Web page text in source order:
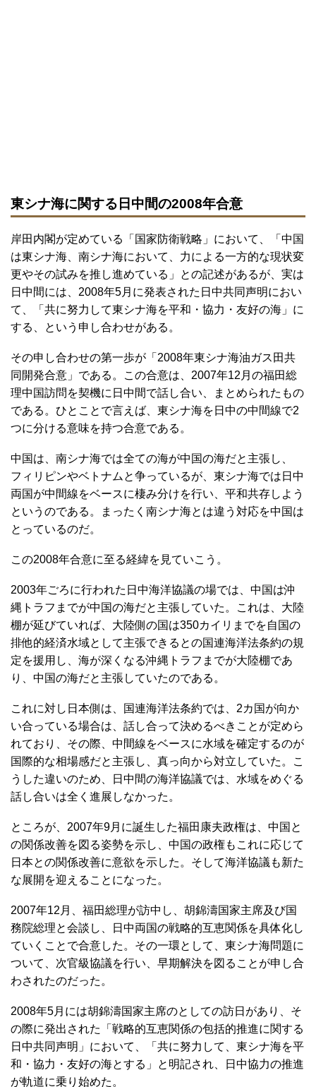
東シナ海に関する日中間の2008年合意
岸田内閣が定めている「国家防衛戦略」において、「中国
は東シナ海、南シナ海において、力による一方的な現状変
更やその試みを推し進めている」との記述があるが、実は
日中間には、2008年5月に発表された日中共同声明におい
て、「共に努力して東シナ海を平和・協力・友好の海」に
する、という申し合わせがある。
その申し合わせの第一歩が「2008年東シナ海油ガス田共
同開発合意」である。この合意は、2007年12月の福田総
理中国訪問を契機に日中間で話し合い、まとめられたもの
である。ひとことで言えば、東シナ海を日中の中間線で2
つに分ける意味を持つ合意である。
中国は、南シナ海では全ての海が中国の海だと主張し、
フィリピンやベトナムと争っているが、東シナ海では日中
両国が中間線をベースに棲み分けを行い、平和共存しよう
というのである。まったく南シナ海とは違う対応を中国は
とっているのだ。
この2008年合意に至る経緯を見ていこう。
2003年ごろに行われた日中海洋協議の場では、中国は沖
縄トラフまでが中国の海だと主張していた。これは、大陸
棚が延びていれば、大陸側の国は350カイリまでを自国の
排他的経済水域として主張できるとの国連海洋法条約の規
定を援用し、海が深くなる沖縄トラフまでが大陸棚であ
り、中国の海だと主張していたのである。
これに対し日本側は、国連海洋法条約では、2カ国が向か
い合っている場合は、話し合って決めるべきことが定めら
れており、その際、中間線をベースに水域を確定するのが
国際的な相場感だと主張し、真っ向から対立していた。こ
うした違いのため、日中間の海洋協議では、水域をめぐる
話し合いは全く進展しなかった。
ところが、2007年9月に誕生した福田康夫政権は、中国と
の関係改善を図る姿勢を示し、中国の政権もこれに応じて
日本との関係改善に意欲を示した。そして海洋協議も新た
な展開を迎えることになった。
2007年12月、福田総理が訪中し、胡錦濤国家主席及び国
務院総理と会談し、日中両国の戦略的互恵関係を具体化し
ていくことで合意した。その一環として、東シナ海問題に
ついて、次官級協議を行い、早期解決を図ることが申し合
わされたのだった。
2008年5月には胡錦濤国家主席のとしての訪日があり、そ
の際に発出された「戦略的互恵関係の包括的推進に関する
日中共同声明」において、「共に努力して、東シナ海を平
和・協力・友好の海とする」と明記され、日中協力の推進
が軌道に乗り始めた。